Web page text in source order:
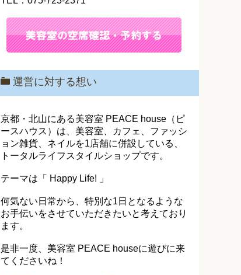
運営に対する想い
京都・北山にある美容室 PEACE house（ピ
ースハウス）は、美容室、カフェ、ファッシ
ョン雑貨、ネイルを1店舗に併設している、
トータルライフスタイルショップです。
テーマは「 Happy Life! 」
何気ない日常から、特別な1日となるような
お手伝いをさせていただきたいと考えており
ます。
是非一度、美容室 PEACE houseに遊びに来
てくださいね！